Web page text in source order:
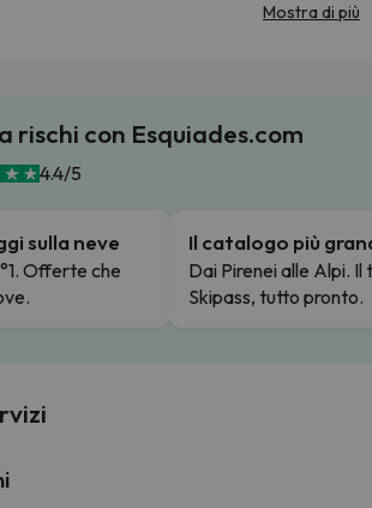
Mostra di più
rischi con Esquiades.com
4.4/5
sulla neve
Offerte che
Il catalogo più
Dai Pirenei alle Alpi. Il
Skipass, tutto pronto.